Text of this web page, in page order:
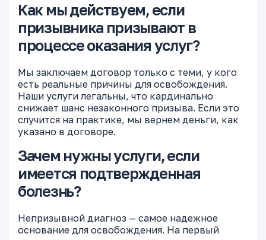
Как мы действуем, если
призывника призывают в
процессе оказания услуг?
Мы заключаем договор только с теми, у кого
есть реальные причины для освобождения.
Наши услуги легальны, что кардинально
снижает шанс незаконного призыва. Если это
случится на практике, мы вернем деньги, как
указано в договоре.
Зачем нужны услуги, если
имеется подтвержденная
болезнь?
Непризывной диагноз — самое надежное
основание для освобождения. На первый